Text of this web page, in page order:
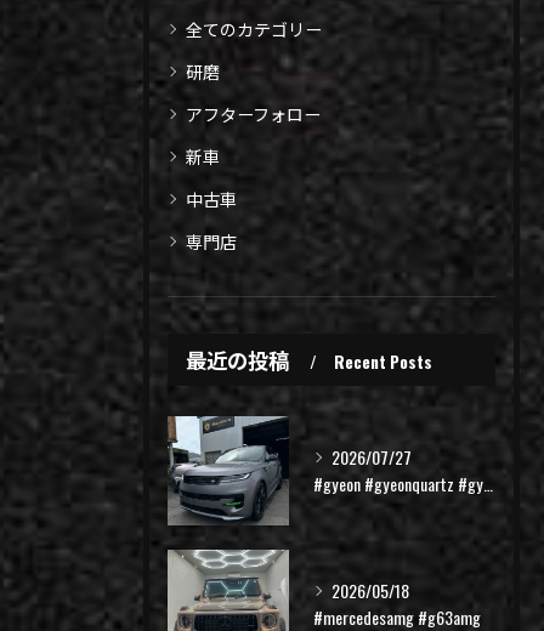
全てのカテゴリー
研磨
アフターフォロー
新車
中古車
専門店
最近の投稿 Recent Posts
2026/07/27
#gyeon #gyeonquartz #gyeonized...
2026/05/18
#mercedesamg #g63amg